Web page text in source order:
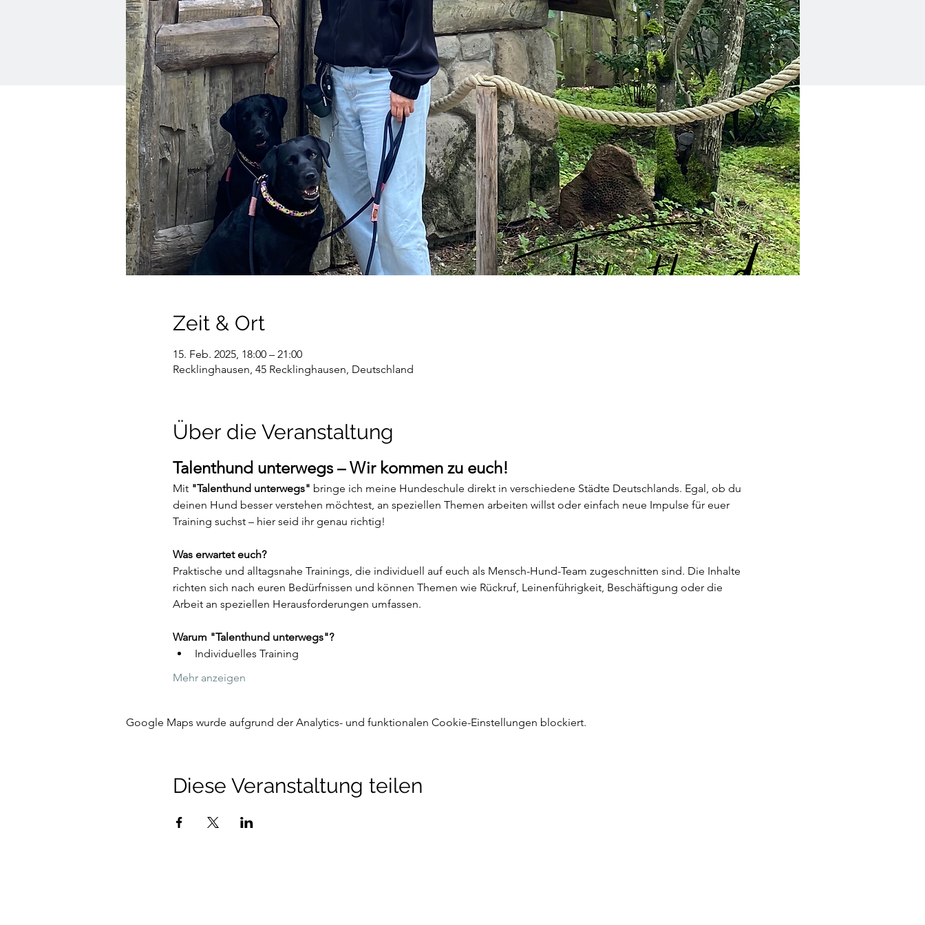
Zeit & Ort
15. Feb. 2025, 18:00 – 21:00
Recklinghausen, 45 Recklinghausen, Deutschland
Über die Veranstaltung
Talenthund unterwegs – Wir kommen zu euch!
Mit "Talenthund unterwegs" bringe ich meine Hundeschule direkt in verschiedene Städte Deutschlands. Egal, ob du
deinen Hund besser verstehen möchtest, an speziellen Themen arbeiten willst oder einfach neue Impulse für euer
Training suchst – hier seid ihr genau richtig!
Was erwartet euch?
Praktische und alltagsnahe Trainings, die individuell auf euch als Mensch-Hund-Team zugeschnitten sind. Die Inhalte
richten sich nach euren Bedürfnissen und können Themen wie Rückruf, Leinenführigkeit, Beschäftigung oder die
Arbeit an speziellen Herausforderungen umfassen.
Warum "Talenthund unterwegs"?
Individuelles Training
Mehr anzeigen
Google Maps wurde aufgrund der Analytics- und funktionalen Cookie-Einstellungen blockiert.
Diese Veranstaltung teilen